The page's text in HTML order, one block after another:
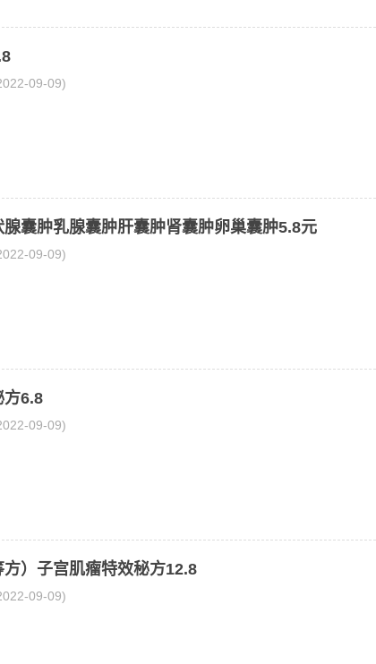
09-09)
囊肿乳腺囊肿肝囊肿肾囊肿卵巢囊肿5.8元
09-09)
方6.8
09-09)
）子宫肌瘤特效秘方12.8
09-09)